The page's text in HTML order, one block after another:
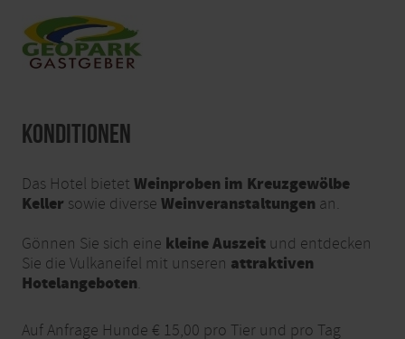
Konditionen
Das Hotel bietet Weinproben im Kreuzgewölbe
Keller sowie diverse Weinveranstaltungen an.
Gönnen Sie sich eine kleine Auszeit und entdecken
Sie die Vulkaneifel mit unseren attraktiven
Hotelangeboten.
Auf Anfrage Hunde € 15,00 pro Tier und pro Tag